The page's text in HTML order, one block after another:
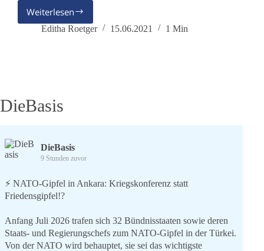
WeiterlesenBundesvorstand
ist
Editha Roetger 15.06.2021 1 Min
DieBasis
DieBasis
9 Stunden zuvor
⚡️ NATO-Gipfel in Ankara: Kriegskonferenz statt
Friedensgipfel!?
Anfang Juli 2026 trafen sich 32 Bündnisstaaten sowie deren
Staats- und Regierungschefs zum NATO-Gipfel in der Türkei.
Von der NATO wird behauptet, sie sei das wichtigste